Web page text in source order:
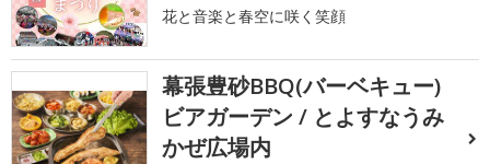
花と音楽と春空に咲く笑顔
幕張豊砂BBQ(バーベキュー)
ビアガーデン / とよすなうみ
かぜ広場内